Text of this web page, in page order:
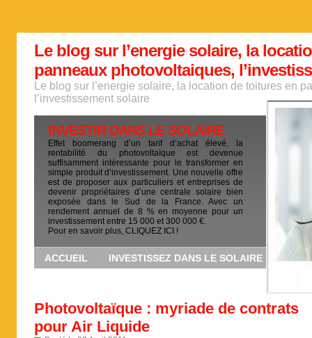
Le blog sur l’energie solaire, la
panneaux photovoltaiques,
Le blog sur l’energie solaire, la location de toitures en
l’investissement solaire
INVESTIR DANS LE SOLAIRE
Effet boomerang d’un tarif d’achat élevé, la
rentabilité du photovoltaïque est devenue
suffisamment intéressante pour le transformer en
simple produit d’investissement. Une nouvelle offre
est de proposer aux particuliers et entreprises de
devenir propriétaires d’une centrale solaire bien
exposée dans le Sud de la France. Avec un
rendement annuel de 8 % en moyenne pour un
investissement entre 15 000 et 300 000 €.
Pour en savoir plus, CLIQUEZ ICI !
ACCUEIL INVESTISSEZ DANS LE SOLAIRE
Photovoltaïque : myriade de contrats
pour Air Liquide